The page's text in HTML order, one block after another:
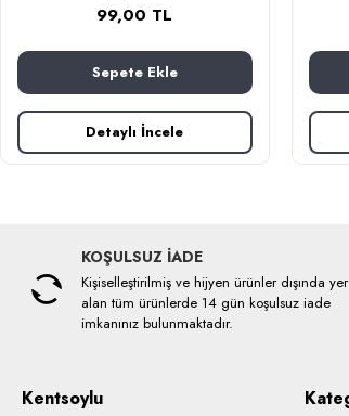
99,00 TL
Sepete Ekle
Detaylı İncele
KOŞULSUZ İADE
Kişiselleştirilmiş ve hijyen ürünler dışında yer
alan tüm ürünlerde 14 gün koşulsuz iade
imkanınız bulunmaktadır.
Kentsoylu